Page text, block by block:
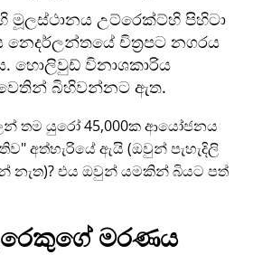
මූලස්ථානය උට්රෙක්ට්හි පිහිටා
නෙදර්ලන්තයේ චිත්‍රපට නගරය
හොලිවුඩ් විනාශකාරිය
වෙතින් බිහිවන්නට ඇත.
තම යුරෝ 45,000ක ආයෝජනය
අත්හැරියේ ඇයි (ඔවුන් පැහැදිලි
නැත)? එය ඔවුන් යමකින් බියට පත්
මරණය